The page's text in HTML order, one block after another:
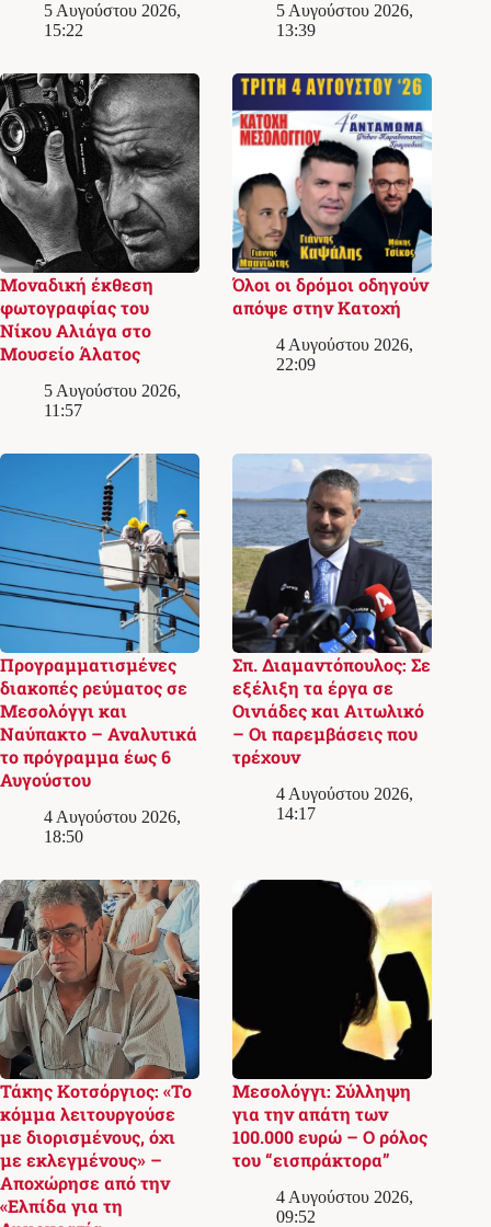
5 Αυγούστου 2026,
15:22
5 Αυγούστου 2026,
13:39
Μοναδική έκθεση
φωτογραφίας του
Νίκου Αλιάγα στο
Μουσείο Άλατος
5 Αυγούστου 2026,
11:57
Όλοι οι δρόμοι οδηγούν
απόψε στην Κατοχή
4 Αυγούστου 2026,
22:09
Προγραμματισμένες
διακοπές ρεύματος σε
Μεσολόγγι και
Ναύπακτο – Αναλυτικά
το πρόγραμμα έως 6
Αυγούστου
4 Αυγούστου 2026,
18:50
Σπ. Διαμαντόπουλος: Σε
εξέλιξη τα έργα σε
Οινιάδες και Αιτωλικό
– Οι παρεμβάσεις που
τρέχουν
4 Αυγούστου 2026,
14:17
Τάκης Κοτσόργιος: «Το
κόμμα λειτουργούσε
με διορισμένους, όχι
με εκλεγμένους» –
Αποχώρησε από την
«Ελπίδα για τη
Μεσολόγγι: Σύλληψη
για την απάτη των
100.000 ευρώ – Ο ρόλος
του “εισπράκτορα”
4 Αυγούστου 2026,
09:52